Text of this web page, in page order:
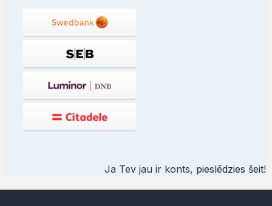
Ja Tev jau ir konts, pieslēdzies šeit!